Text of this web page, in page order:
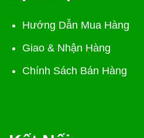
Hướng Dẫn Mua Hàng
Giao & Nhận Hàng
Chính Sách Bán Hàng